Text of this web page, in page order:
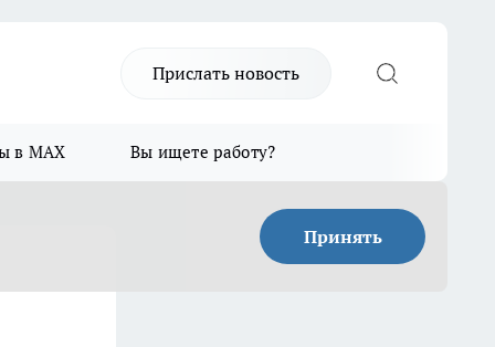
Прислать новость
в MAX Вы ищете работу?
Принять